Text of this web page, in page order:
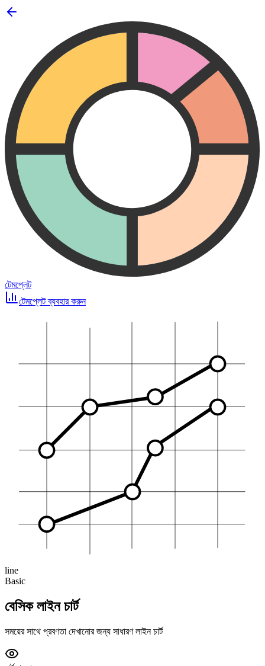
টেমপ্লেট
টেমপ্লেট ব্যবহার করুন
line
Basic
বেসিক লাইন চার্ট
সময়ের সাথে প্রবণতা দেখানোর জন্য সাধারণ লাইন চার্ট